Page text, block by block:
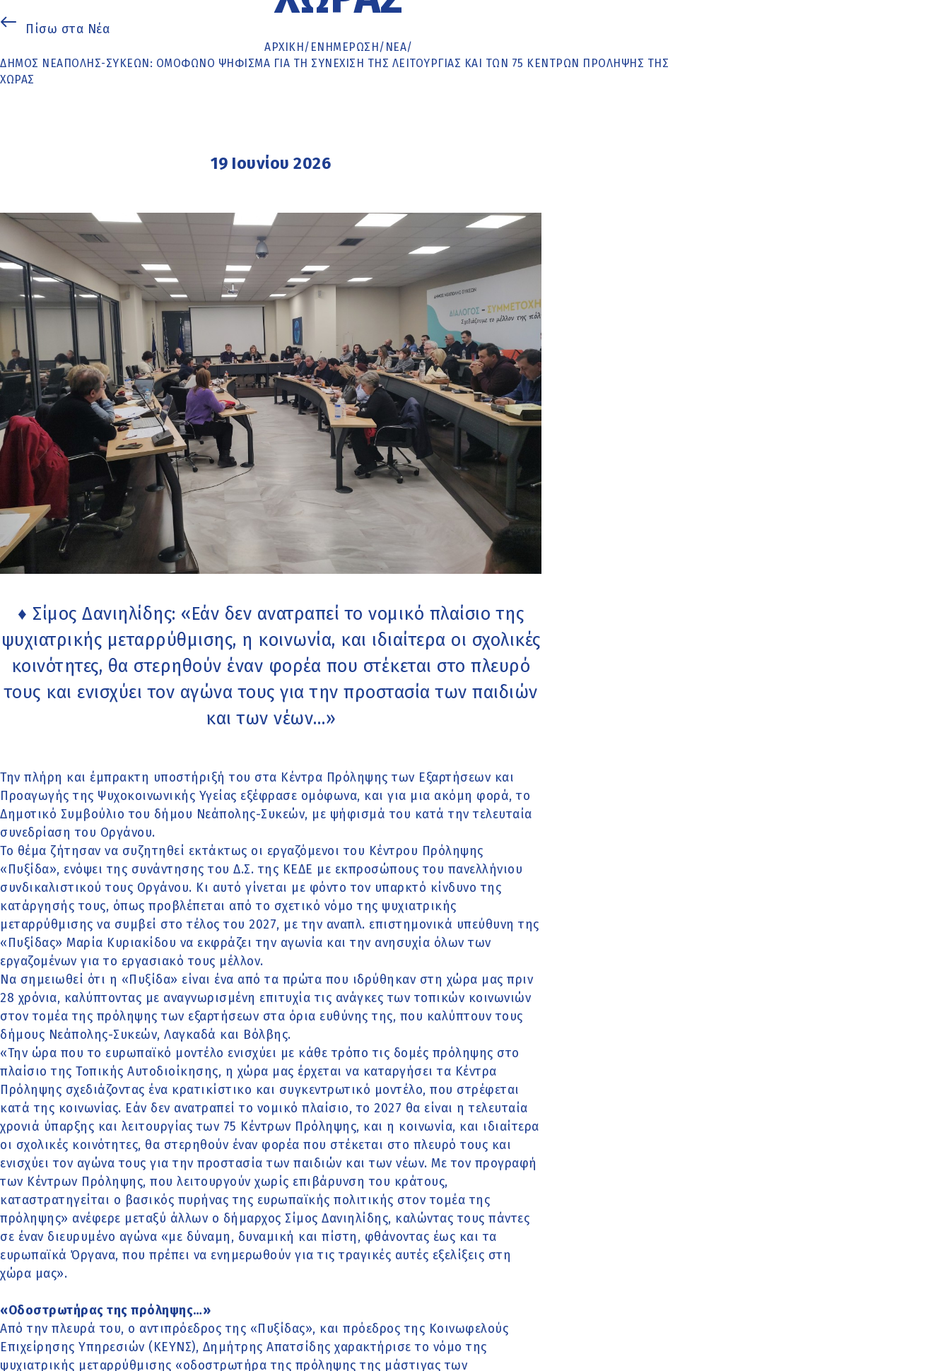
Πίσω στα Νέα
ΑΡΧΙΚΉ/ ΕΝΗΜΈΡΩΣΗ/ ΝΕΑ/
ΔΉΜΟΣ ΝΕΆΠΟΛΗΣ-ΣΥΚΕΏΝ: ΟΜΌΦΩΝΟ ΨΉΦΙΣΜΑ ΓΙΑ ΤΗ ΣΥΝΈΧΙΣΗ ΤΗΣ ΛΕΙΤΟΥΡΓΊΑΣ ΚΑΙ ΤΩΝ 75 ΚΈΝΤΡΩΝ ΠΡΌΛΗΨΗΣ ΤΗΣ
ΧΏΡΑΣ
19 Ιουνίου 2026
♦ Σίμος Δανιηλίδης: «Εάν δεν ανατραπεί το νομικό πλαίσιο της
ψυχιατρικής μεταρρύθμισης, η κοινωνία, και ιδιαίτερα οι σχολικές
κοινότητες, θα στερηθούν έναν φορέα που στέκεται στο πλευρό
τους και ενισχύει τον αγώνα τους για την προστασία των παιδιών
και των νέων…»
Την πλήρη και έμπρακτη υποστήριξή του στα Κέντρα Πρόληψης των Εξαρτήσεων και
Προαγωγής της Ψυχοκοινωνικής Υγείας εξέφρασε ομόφωνα, και για μια ακόμη φορά, το
Δημοτικό Συμβούλιο του δήμου Νεάπολης-Συκεών, με ψήφισμά του κατά την τελευταία
συνεδρίαση του Οργάνου.
Το θέμα ζήτησαν να συζητηθεί εκτάκτως οι εργαζόμενοι του Κέντρου Πρόληψης
«Πυξίδα», ενόψει της συνάντησης του Δ.Σ. της ΚΕΔΕ με εκπροσώπους του πανελλήνιου
συνδικαλιστικού τους Οργάνου. Κι αυτό γίνεται με φόντο τον υπαρκτό κίνδυνο της
κατάργησής τους, όπως προβλέπεται από το σχετικό νόμο της ψυχιατρικής
μεταρρύθμισης να συμβεί στο τέλος του 2027, με την αναπλ. επιστημονικά υπεύθυνη της
«Πυξίδας» Μαρία Κυριακίδου να εκφράζει την αγωνία και την ανησυχία όλων των
εργαζομένων για το εργασιακό τους μέλλον.
Να σημειωθεί ότι η «Πυξίδα» είναι ένα από τα πρώτα που ιδρύθηκαν στη χώρα μας πριν
28 χρόνια, καλύπτοντας με αναγνωρισμένη επιτυχία τις ανάγκες των τοπικών κοινωνιών
στον τομέα της πρόληψης των εξαρτήσεων στα όρια ευθύνης της, που καλύπτουν τους
δήμους Νεάπολης-Συκεών, Λαγκαδά και Βόλβης.
«Την ώρα που το ευρωπαϊκό μοντέλο ενισχύει με κάθε τρόπο τις δομές πρόληψης στο
πλαίσιο της Τοπικής Αυτοδιοίκησης, η χώρα μας έρχεται να καταργήσει τα Κέντρα
Πρόληψης σχεδιάζοντας ένα κρατικίστικο και συγκεντρωτικό μοντέλο, που στρέφεται
κατά της κοινωνίας. Εάν δεν ανατραπεί το νομικό πλαίσιο, το 2027 θα είναι η τελευταία
χρονιά ύπαρξης και λειτουργίας των 75 Κέντρων Πρόληψης, και η κοινωνία, και ιδιαίτερα
οι σχολικές κοινότητες, θα στερηθούν έναν φορέα που στέκεται στο πλευρό τους και
ενισχύει τον αγώνα τους για την προστασία των παιδιών και των νέων. Με τον προγραφή
των Κέντρων Πρόληψης, που λειτουργούν χωρίς επιβάρυνση του κράτους,
καταστρατηγείται ο βασικός πυρήνας της ευρωπαϊκής πολιτικής στον τομέα της
πρόληψης» ανέφερε μεταξύ άλλων ο δήμαρχος Σίμος Δανιηλίδης, καλώντας τους πάντες
σε έναν διευρυμένο αγώνα «με δύναμη, δυναμική και πίστη, φθάνοντας έως και τα
ευρωπαϊκά Όργανα, που πρέπει να ενημερωθούν για τις τραγικές αυτές εξελίξεις στη
χώρα μας».
«Οδοστρωτήρας της πρόληψης…»
Από την πλευρά του, ο αντιπρόεδρος της «Πυξίδας», και πρόεδρος της Κοινωφελούς
Επιχείρησης Υπηρεσιών (ΚΕΥΝΣ), Δημήτρης Απατσίδης χαρακτήρισε το νόμο της
ψυχιατρικής μεταρρύθμισης «οδοστρωτήρα της πρόληψης της μάστιγας των